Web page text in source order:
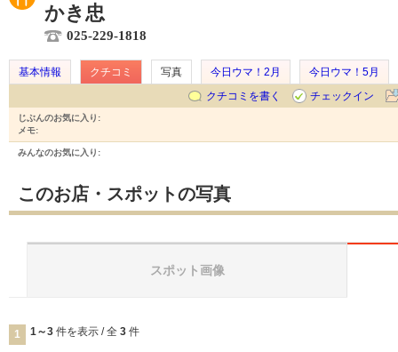
かき忠
025-229-1818
基本情報 クチコミ 写真 今日ウマ！2月
今日ウマ！5月
クチコミを書く
チェックイン
じぶんのお気に入り:
メモ:
みんなのお気に入り:
このお店・スポットの写真
スポット画像
1 1～3 件を表示 / 全 3 件